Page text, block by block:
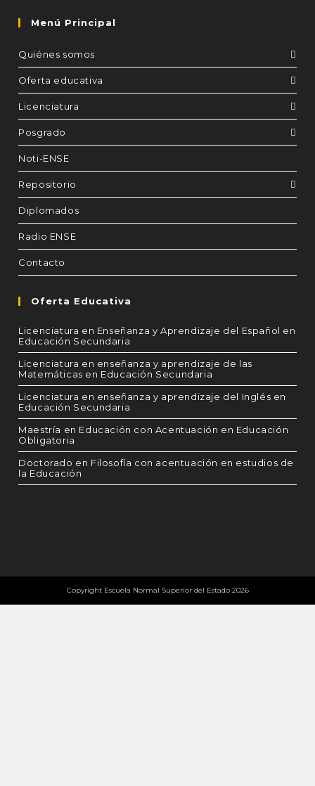
Menú Principal
Quiénes somos
Oferta educativa
Licenciatura
Posgrado
Noti-ENSE
Repositorio
Diplomados
Radio ENSE
Contacto
Oferta Educativa
Licenciatura en Enseñanza y Aprendizaje del Español en
Educación Secundaria
Licenciatura en enseñanza y aprendizaje de las
Matemáticas en Educación Secundaria
Licenciatura en enseñanza y aprendizaje del Inglés en
Educación Secundaria
Maestría en Educación con Acentuación en Educación
Obligatoria
Doctorado en Filosofía con acentuación en estudios de
la Educación
Copyright Escuela Normal Superior del Estado 2026